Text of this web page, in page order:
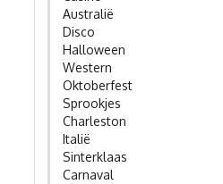
Australië
Disco
Halloween
Western
Oktoberfest
Sprookjes
Charleston
Italië
Sinterklaas
Carnaval